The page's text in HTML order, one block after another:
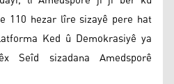
110 hezar lîre sizayê pere hat
Ked û Demokrasiyê ya
Seîd sizadana Amedsporê